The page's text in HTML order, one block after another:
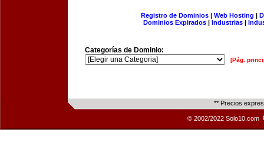
Registro de Dominios| Web Hosting |
Dominios Expirados | Industrias |
Categorías de Dominio:
[Pág.
** Precios
© 2002/2022 Solo10.com